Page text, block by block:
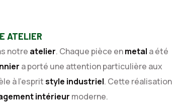
ATELIER
notre atelier. Chaque pièce enmetal a été
a porté une attention particulière aux
à l’espritstyle industriel. Cette réalisation
intérieur moderne.